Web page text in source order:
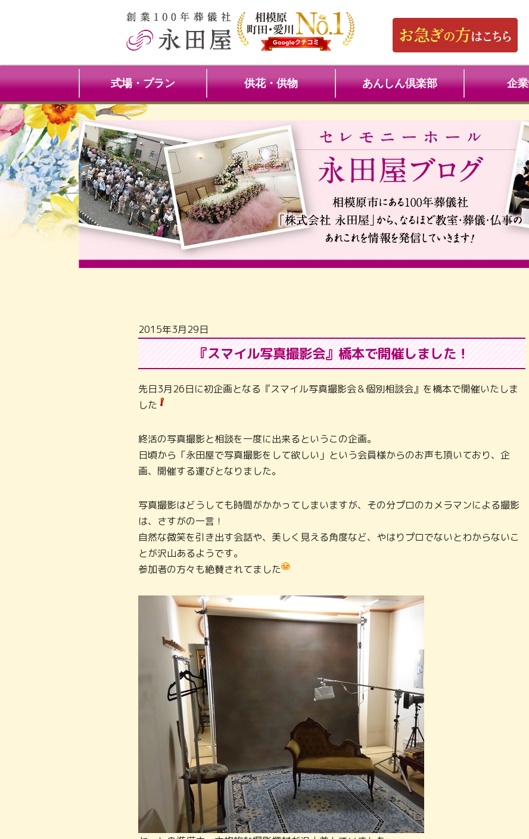
式場・プラン 供花・供物 あんしん倶楽部 企
2015年3月29日
『スマイル写真撮影会』橋本で開催しました！
先日3月26日に初企画となる『スマイル写真撮影会＆個別相談会』を橋本で開催いたしま
した
終活の写真撮影と相談を一度に出来るというこの企画。
日頃から「永田屋で写真撮影をして欲しい」という会員様からのお声も頂いており、企
画、開催する運びとなりました。
写真撮影はどうしても時間がかかってしまいますが、その分プロのカメラマンによる撮影
は、さすがの一言！
自然な微笑を引き出す会話や、美しく見える角度など、やはりプロでないとわからないこ
とが沢山あるようです。
参加者の方々も絶賛されてました